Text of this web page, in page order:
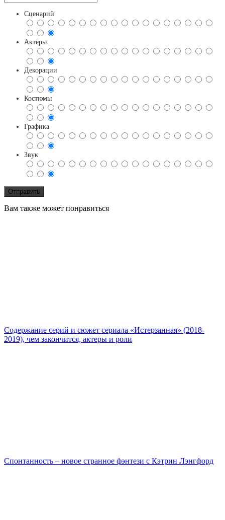
Сценарий
Актёры
Декорации
Костюмы
Графика
Звук
Вам также может понравиться
Содержание серий и сюжет сериала «Истерзанная» (2018-
2019), чем закончится, актеры и роли
Спонтанность – новое странное фэнтези с Кэтрин Лэнгфорд